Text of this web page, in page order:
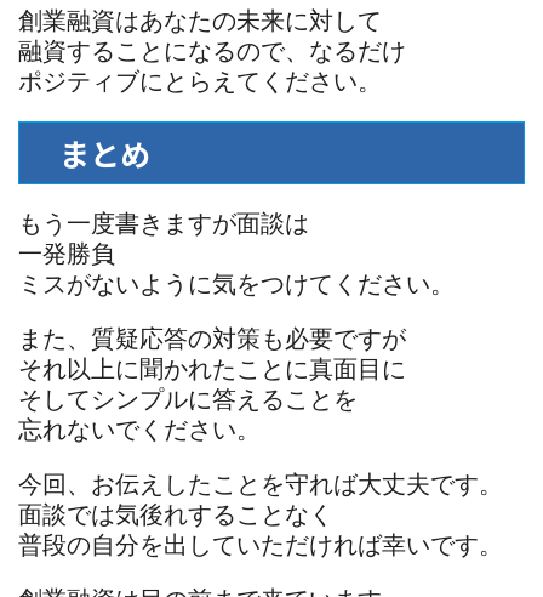
創業融資はあなたの未来に対して
融資することになるので、なるだけ
ポジティブにとらえてください。
まとめ
もう一度書きますが面談は
一発勝負
ミスがないように気をつけてください。
また、質疑応答の対策も必要ですが
それ以上に聞かれたことに真面目に
そしてシンプルに答えることを
忘れないでください。
今回、お伝えしたことを守れば大丈夫です。
面談では気後れすることなく
普段の自分を出していただければ幸いです。